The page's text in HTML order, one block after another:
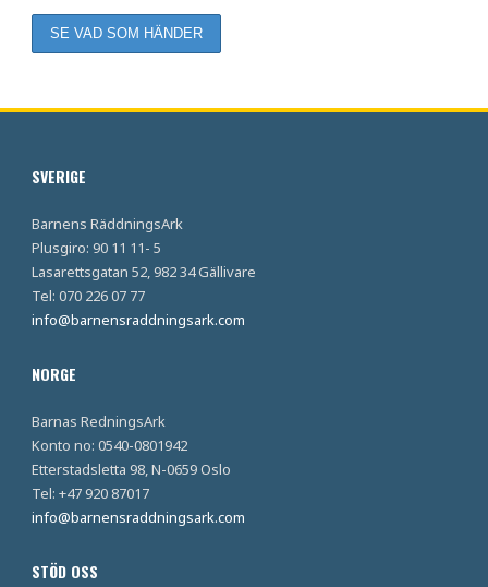
SVERIGE
Barnens RäddningsArk
Plusgiro: 90 11 11- 5
Lasarettsgatan 52, 982 34 Gällivare
Tel: 070 226 07 77
info@barnensraddningsark.com
NORGE
Barnas RedningsArk
Konto no: 0540-0801942
Etterstadsletta 98, N-0659 Oslo
Tel: +47 920 87017
info@barnensraddningsark.com
STÖD OSS